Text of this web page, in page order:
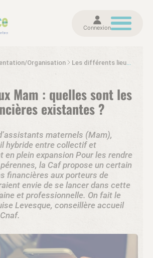
Connexion
Organisation Les différents lieux d’accueil et d'apprentissage
Mam : quelles sont les
existantes ?
maternels (Mam),
hybride entre collectif et
en plein expansion Pour les rendre
la Caf propose un certain
financières aux porteurs de
envie de se lancer dans cette
et professionnelle. On fait le
Levesque, conseillère accueil